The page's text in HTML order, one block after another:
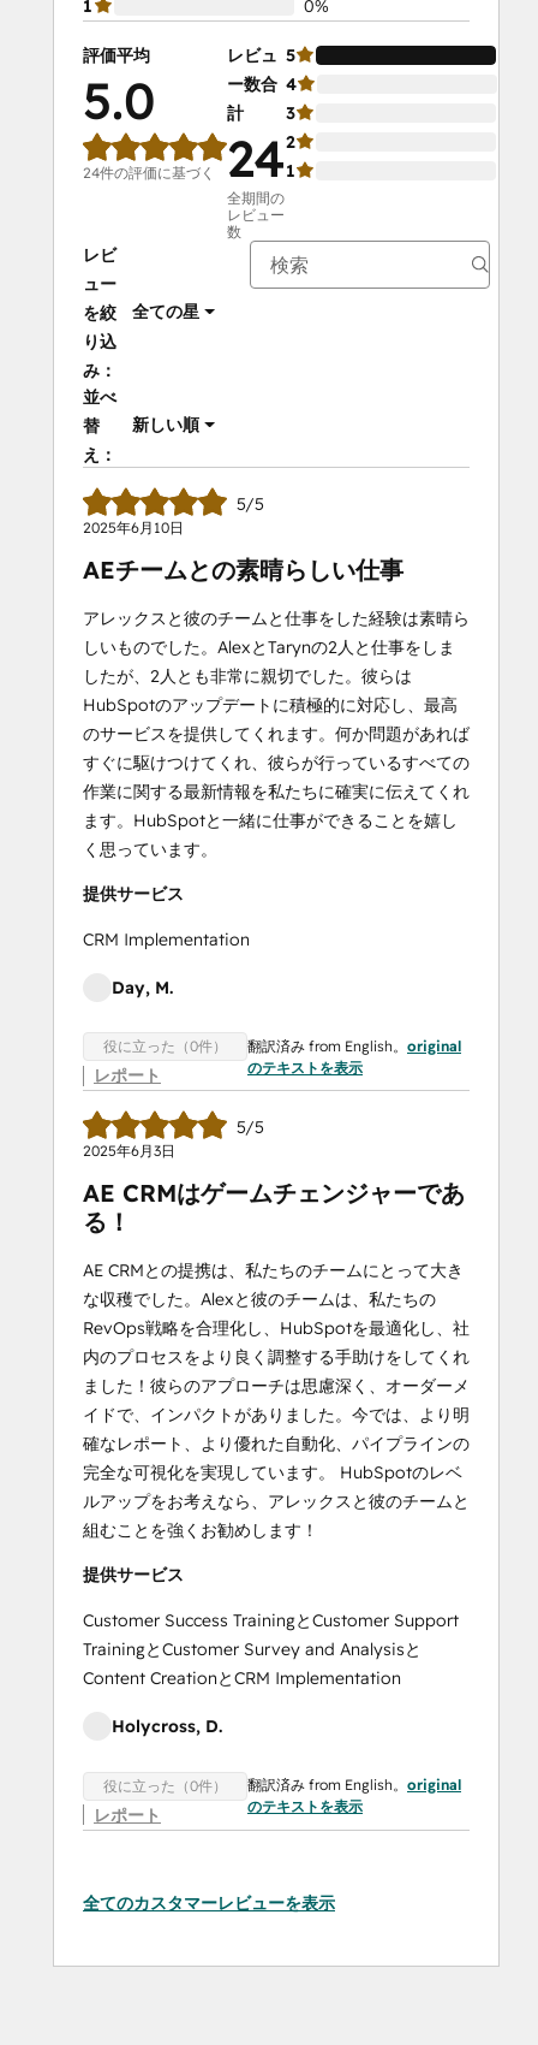
1 0%
評価平均
5.0
24件の評価に基づく
レビュ
ー数合
計
24
全期間の
レビュー
数
5
4
3
2
1
レビ
ュー
を絞
り込
み：
全ての星
並べ
替
え：
新しい順
5/5
2025年6月10日
AEチームとの素晴らしい仕事
アレックスと彼のチームと仕事をした経験は素晴ら
しいものでした。AlexとTarynの2人と仕事をしま
したが、2人とも非常に親切でした。彼らは
HubSpotのアップデートに積極的に対応し、最高
のサービスを提供してくれます。何か問題があれば
すぐに駆けつけてくれ、彼らが行っているすべての
作業に関する最新情報を私たちに確実に伝えてくれ
ます。HubSpotと一緒に仕事ができることを嬉し
く思っています。
提供サービス
CRM Implementation
Day, M.
役に立った（0件）
レポート
翻訳済み from English。 original
のテキストを表示
5/5
2025年6月3日
AE CRMはゲームチェンジャーであ
る！
AE CRMとの提携は、私たちのチームにとって大き
な収穫でした。Alexと彼のチームは、私たちの
RevOps戦略を合理化し、HubSpotを最適化し、社
内のプロセスをより良く調整する手助けをしてくれ
ました！彼らのアプローチは思慮深く、オーダーメ
イドで、インパクトがありました。今では、より明
確なレポート、より優れた自動化、パイプラインの
完全な可視化を実現しています。 HubSpotのレベ
ルアップをお考えなら、アレックスと彼のチームと
組むことを強くお勧めします！
提供サービス
Customer Success TrainingとCustomer Support
TrainingとCustomer Survey and Analysisと
Content CreationとCRM Implementation
Holycross, D.
役に立った（0件）
レポート
翻訳済み from English。 original
のテキストを表示
全てのカスタマーレビューを表示